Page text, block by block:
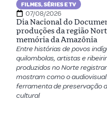
FILMES, SÉRIES E TV
07/08/2026
Dia Nacional do
produções da região
memória da Amazônia
Entre histórias de povos
quilombolas, artistas e
produzidos no Norte
mostram como o
ferramenta de preservação
cultural